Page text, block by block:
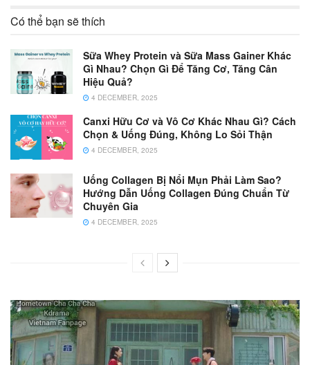
Có thể bạn sẽ thích
Sữa Whey Protein và Sữa Mass Gainer Khác
Gì Nhau? Chọn Gì Để Tăng Cơ, Tăng Cân
Hiệu Quả?
4 DECEMBER, 2025
Canxi Hữu Cơ và Vô Cơ Khác Nhau Gì? Cách
Chọn & Uống Đúng, Không Lo Sỏi Thận
4 DECEMBER, 2025
Uống Collagen Bị Nổi Mụn Phải Làm Sao?
Hướng Dẫn Uống Collagen Đúng Chuẩn Từ
Chuyên Gia
4 DECEMBER, 2025